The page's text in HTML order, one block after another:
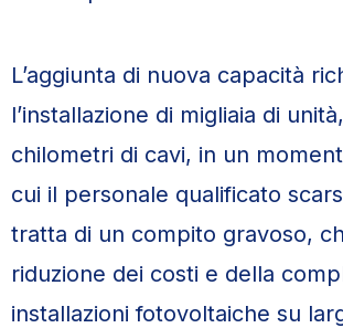
L’aggiunta di nuova capacità
l’installazione di migliaia di
chilometri di cavi, in un
cui il personale qualificato
tratta di un compito gravoso,
riduzione dei costi e della
installazioni fotovoltaiche su